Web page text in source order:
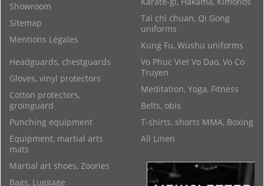
Showroom
Sitemap
Mentions Légales
Tai chi chuan, Qi Gong
uniforms
Kung Fu, Wushu uniforms
Vo Phuc Viet Vo Dao, Vo Co
Truyen
Meditation, Yoga, Fitness
Belts, obis
T-shirts, shorts MMA, Boxing
All Linen
Headguards, chestguards
Gloves, vinyl protectors
Cotton protectors,
groinguard
Punching equipment
Equipment, martial arts
mats
Martial art shoes, Zoories
Bags, Luggage